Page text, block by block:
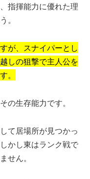
指揮能力に優れた理
。
が、スナイパーとし
しの狙撃で主人公を
。
の生存能力です。
て居場所が見つかっ
かし東はランク戦で
せん。